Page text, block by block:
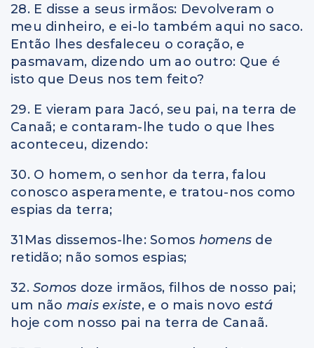
28. E disse a seus irmãos: Devolveram o
meu dinheiro, e ei-lo também aqui no saco.
Então lhes desfaleceu o coração, e
pasmavam, dizendo um ao outro: Que é
isto que Deus nos tem feito?
29. E vieram para Jacó, seu pai, na terra de
Canaã; e contaram-lhe tudo o que lhes
aconteceu, dizendo:
30. O homem, o senhor da terra, falou
conosco asperamente, e tratou-nos como
espias da terra;
31Mas dissemos-lhe: Somos homens de
retidão; não somos espias;
32. Somos doze irmãos, filhos de nosso pai;
um não mais existe, e o mais novo está
hoje com nosso pai na terra de Canaã.